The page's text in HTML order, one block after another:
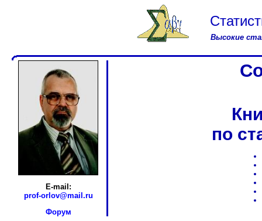
Высокие
E-mail:
prof-orlov@mail.ru
Форум
по